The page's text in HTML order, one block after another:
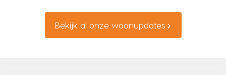
Bekijk al onze woonupdates